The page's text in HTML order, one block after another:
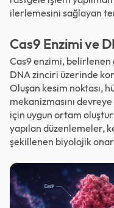
ilerlemesini sağlayan
Cas9 Enzimi ve
Cas9 enzimi, belirlenen
DNA zinciri üzerinde
Oluşan kesim noktası,
mekanizmasını
için uygun ortam
yapılan düzenlemeler,
şekillenen biyolojik